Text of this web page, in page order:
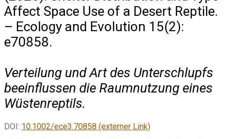
Affect Space Use of a Desert Reptile.
– Ecology and Evolution 15(2):
e70858.
Verteilung und Art des Unterschlupfs
beeinflussen die Raumnutzung eines
Wüstenreptils.
DOI: 10.1002/ece3.70858 (externer Link)